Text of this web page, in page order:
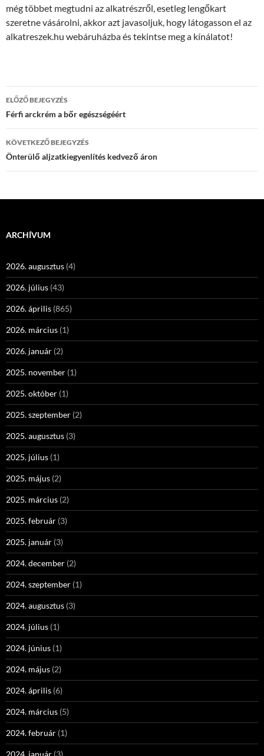
még többet megtudni az alkatrészről, esetleg lengőkart
szeretne vásárolni, akkor azt javasoljuk, hogy látogasson el az
alkatreszek.hu webáruházba és tekintse meg a kínálatot!
Bejegyzés
navigáció
ELŐZŐ BEJEGYZÉS
Férfi arckrém a bőr egészségéért
KÖVETKEZŐ BEJEGYZÉS
Önterülő aljzatkiegyenlítés kedvező áron
ARCHÍVUM
2026. augusztus (4)
2026. július (43)
2026. április (865)
2026. március (1)
2026. január (2)
2025. november (1)
2025. október (1)
2025. szeptember (2)
2025. augusztus (3)
2025. július (1)
2025. május (2)
2025. március (2)
2025. február (3)
2025. január (3)
2024. december (2)
2024. szeptember (1)
2024. augusztus (3)
2024. július (1)
2024. június (1)
2024. május (2)
2024. április (6)
2024. március (5)
2024. február (1)
2024. január (3)